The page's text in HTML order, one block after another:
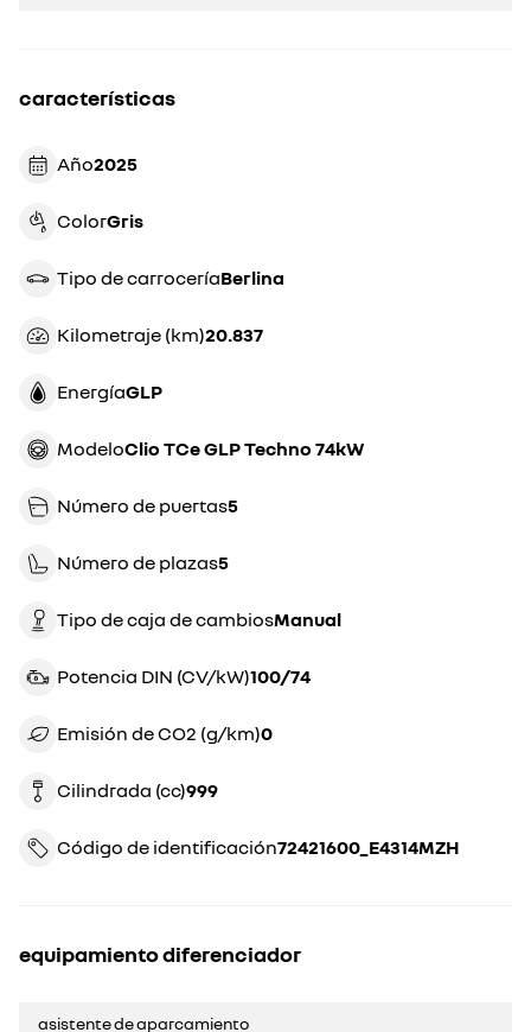
características
Año 2025
Color gris
Tipo de carrocería berlina
Kilometraje (km) 20.837
Energía GLP
Modelo Clio TCe GLP Techno 74kW
Número de puertas5
Número de plazas5
Tipo de caja de cambios manual
Potencia DIN (CV/kW) 100/74
Emisión de CO2 (g/km)0
Cilindrada (cc) 999
Código de identificación 72421600_E4314MZH
equipamiento diferenciador
asistente de aparcamiento